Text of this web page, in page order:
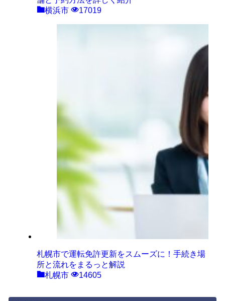
横浜市
17019
札幌市で運転免許更新をスムーズに！手続き場
所と流れをまるっと解説
札幌市
14605